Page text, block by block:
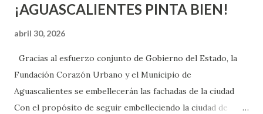
¡AGUASCALIENTES PINTA BIEN!
abril 30, 2026
Gracias al esfuerzo conjunto de Gobierno del Estado, la
Fundación Corazón Urbano y el Municipio de
Aguascalientes se embellecerán las fachadas de la ciudad
Con el propósito de seguir embelleciendo la ciudad de